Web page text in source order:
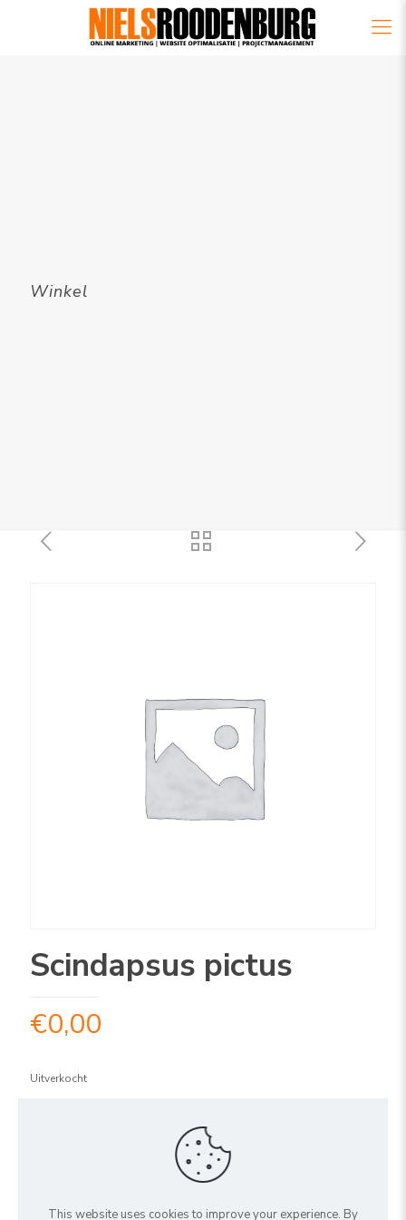
Winkel
Scindapsus pictus
€0,00
Uitverkocht
This website uses cookies to improve your experience. By